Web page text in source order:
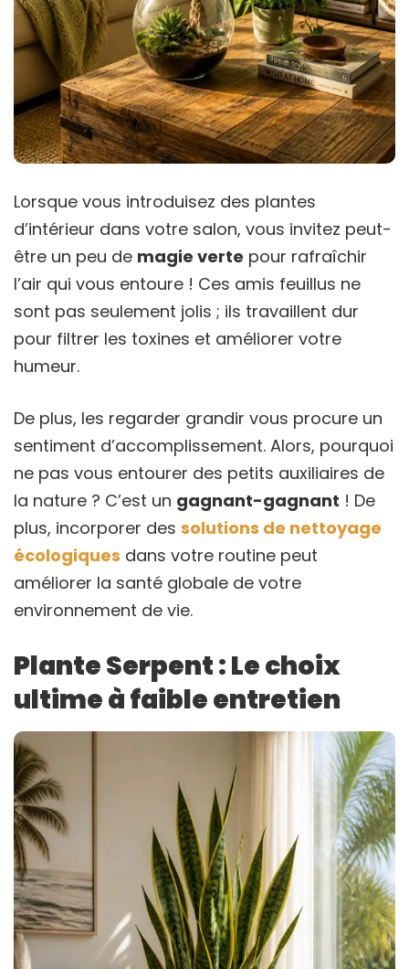
Lorsque vous introduisez des plantes
d’intérieur dans votre salon, vous invitez peut-
être un peu de magie verte pour rafraîchir
l’air qui vous entoure ! Ces amis feuillus ne
sont pas seulement jolis ; ils travaillent dur
pour filtrer les toxines et améliorer votre
humeur.
De plus, les regarder grandir vous procure un
sentiment d’accomplissement. Alors, pourquoi
ne pas vous entourer des petits auxiliaires de
la nature ? C’est un gagnant-gagnant ! De
plus, incorporer des solutions de nettoyage
écologiques dans votre routine peut
améliorer la santé globale de votre
environnement de vie.
Plante Serpent : Le choix
ultime à faible entretien